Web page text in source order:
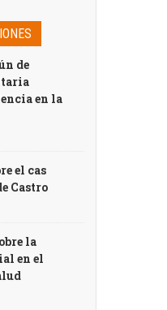
de
en la
el cas
Castro
la
en el